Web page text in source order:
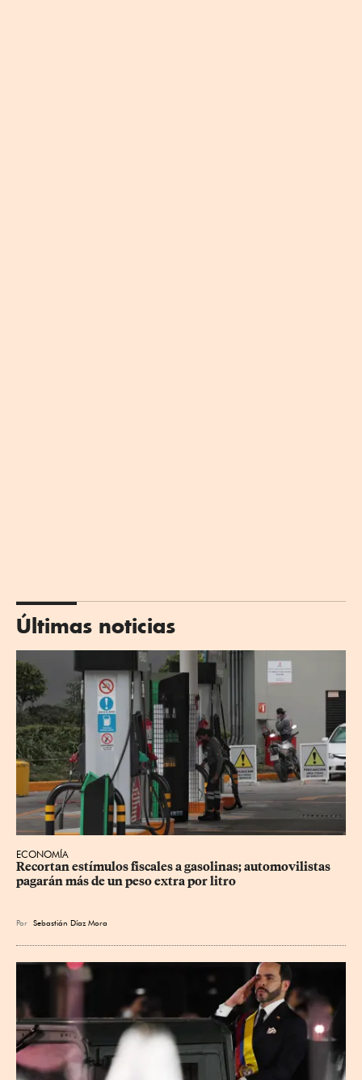
Últimas noticias
ECONOMÍA
Recortan estímulos fiscales a gasolinas; automovilistas
pagarán más de un peso extra por litro
Por Sebastián Díaz Mora